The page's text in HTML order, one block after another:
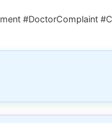
#DoctorComplaint